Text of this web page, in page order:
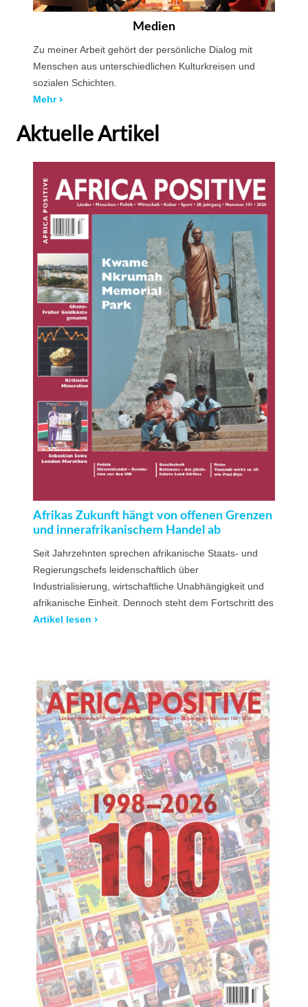
Medien
Zu meiner Arbeit gehört der persönliche Dialog mit
Menschen aus unterschiedlichen Kulturkreisen und
sozialen Schichten.
Mehr
Aktuelle Artikel
Afrikas Zukunft hängt von offenen Grenzen
und innerafrikanischem Handel ab
Seit Jahrzehnten sprechen afrikanische Staats- und
Regierungschefs leidenschaftlich über
Industrialisierung, wirtschaftliche Unabhängigkeit und
afrikanische Einheit. Dennoch steht dem Fortschritt des
Artikel lesen